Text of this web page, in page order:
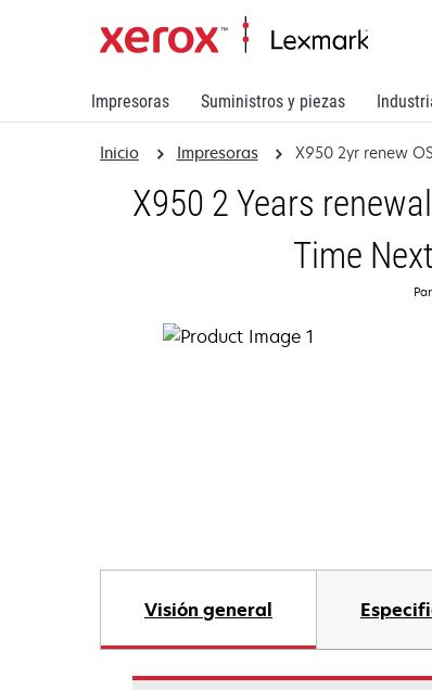
Impresoras Suministros y piezas
Inicio Impresoras X950 2yr renew
X950 2 Years
Time
Visión general